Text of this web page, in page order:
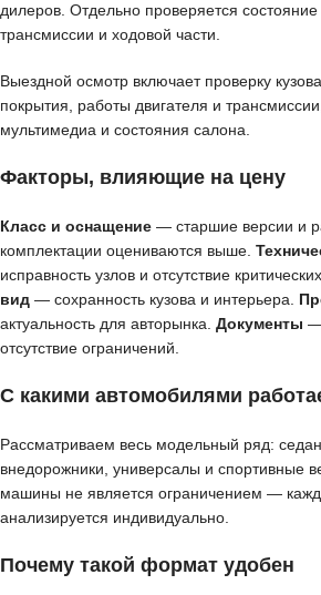
дилеров. Отдельно проверяется состояние
трансмиссии и ходовой части.
Выездной осмотр включает проверку
покрытия, работы двигателя и
мультимедиа и состояния салона.
Факторы, влияющие на цену
Класс и оснащение — старшие версии и
комплектации оцениваются выше.
исправность узлов и отсутствие
вид — сохранность кузова и интерьера.
актуальность для авторынка. Документы —
отсутствие ограничений.
С какими автомобилями
Рассматриваем весь модельный ряд:
внедорожники, универсалы и спортивные
машины не является ограничением —
анализируется индивидуально.
Почему такой формат удобен